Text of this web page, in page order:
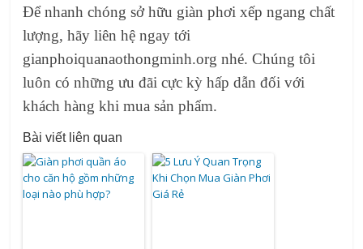
Để nhanh chóng sở hữu giàn phơi xếp ngang chất
lượng, hãy liên hệ ngay tới
gianphoiquanaothongminh.org nhé. Chúng tôi
luôn có những ưu đãi cực kỳ hấp dẫn đối với
khách hàng khi mua sản phẩm.
Bài viết liên quan